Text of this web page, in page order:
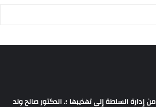
من إدارة السلطة إلى تهذيبها ؛. الدكتور صالح ولد